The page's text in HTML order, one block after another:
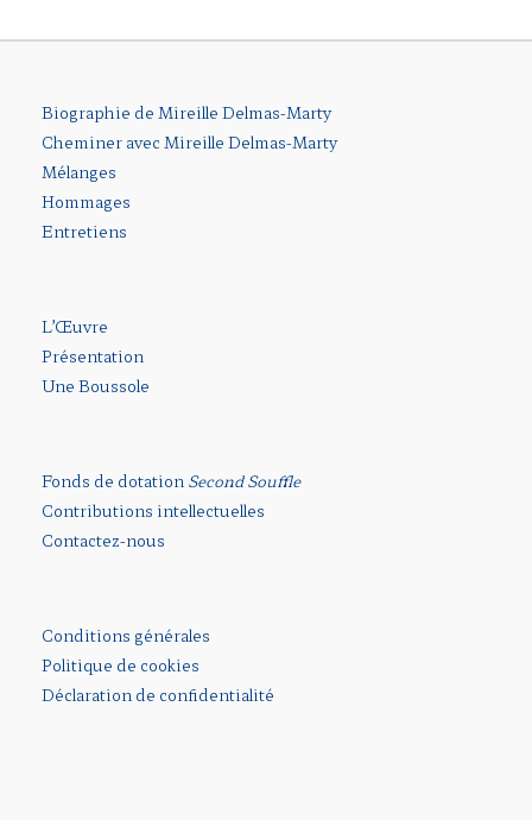
Biographie de Mireille Delmas-Marty
Cheminer avec Mireille Delmas-Marty
Mélanges
Hommages
Entretiens
L’Œuvre
Présentation
Une Boussole
Fonds de dotationSecond Souffle
Contributions intellectuelles
Contactez-nous
Conditions générales
Politique de cookies
Déclaration de confidentialité